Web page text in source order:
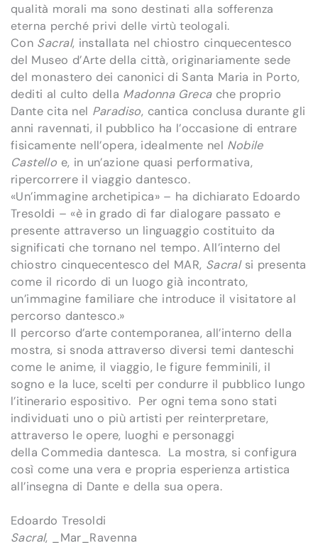
qualità morali ma sono destinati alla sofferenza
eterna perché privi delle virtù teologali.
Con Sacral, installata nel chiostro cinquecentesco
del Museo d’Arte della città, originariamente sede
del monastero dei canonici di Santa Maria in Porto,
dediti al culto della Madonna Grecache proprio
Dante cita nel Paradiso, cantica conclusa durante gli
anni ravennati, il pubblico ha l’occasione di entrare
fisicamente nell’opera, idealmente nel Nobile
Castello e, in un’azione quasi performativa,
ripercorrere il viaggio dantesco.
«Un’immagine archetipica» – ha dichiarato Edoardo
Tresoldi – «è in grado di far dialogare passato e
presente attraverso un linguaggio costituito da
significati che tornano nel tempo. All’interno del
chiostro cinquecentesco del MAR, Sacral si presenta
come il ricordo di un luogo già incontrato,
un’immagine familiare che introduce il visitatore al
percorso dantesco.»
Il percorso d’arte contemporanea, all’interno della
mostra, si snoda attraverso diversi temi danteschi
come le anime, il viaggio, le figure femminili, il
sogno e la luce, scelti per condurre il pubblico lungo
l’itinerario espositivo. Per ogni tema sono stati
individuati uno o più artisti per reinterpretare,
attraverso le opere, luoghi e personaggi
della Commedia dantesca. La mostra, si configura
così come una vera e propria esperienza artistica
all’insegna di Dante e della sua opera.
Edoardo Tresoldi
Sacral, _Mar_Ravenna